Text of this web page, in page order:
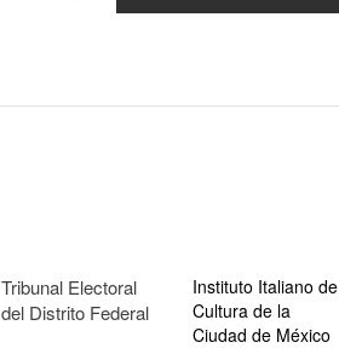
Tribunal Electoral
del Distrito Federal
Instituto Italiano de
Cultura de la
Ciudad de México